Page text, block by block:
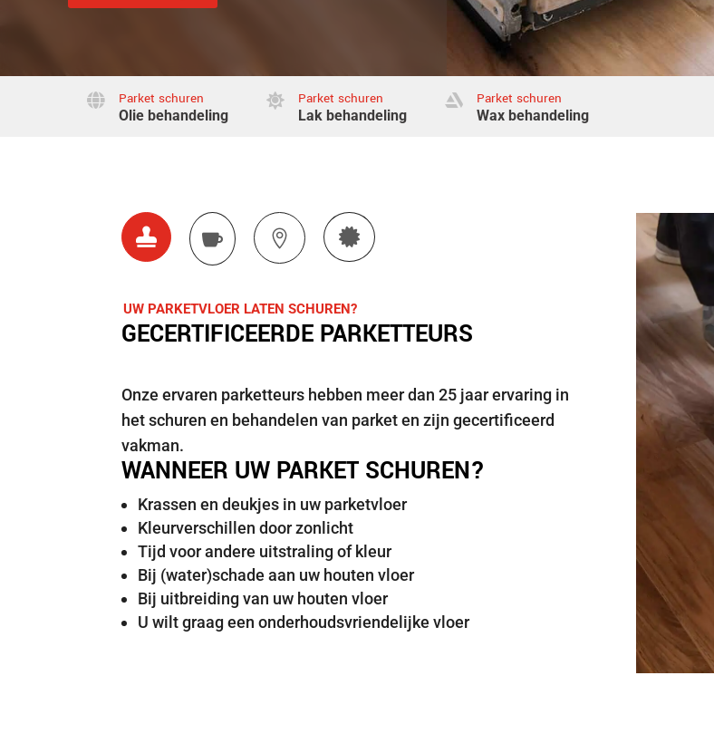

Parket schuren
Olie behandeling

Parket schuren
Lak behandeling

Parket schuren
Wax behandeling
   
UW PARKETVLOER LATEN SCHUREN?
GECERTIFICEERDE PARKETTEURS
Onze ervaren parketteurs hebben meer dan 25 jaar ervaring in
het schuren en behandelen van parket en zijn gecertificeerd
vakman.
WANNEER UW PARKET SCHUREN?
Krassen en deukjes in uw parketvloer
Kleurverschillen door zonlicht
Tijd voor andere uitstraling of kleur
Bij (water)schade aan uw houten vloer
Bij uitbreiding van uw houten vloer
U wilt graag een onderhoudsvriendelijke vloer